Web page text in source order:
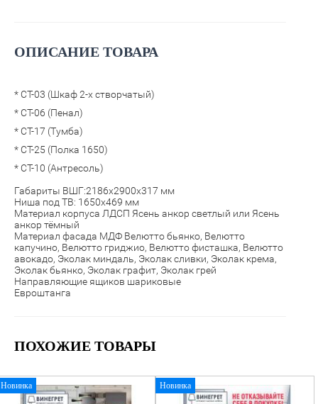
ОПИСАНИЕ ТОВАРА
* СТ-03 (Шкаф 2-х створчатый)
* СТ-06 (Пенал)
* СТ-17 (Тумба)
* СТ-25 (Полка 1650)
* СТ-10 (Антресоль)
Габариты ВШГ:2186х2900х317 мм
Ниша под ТВ: 1650х469 мм
Материал корпуса ЛДСП Ясень анкор светлый или Ясень
анкор тёмный
Материал фасада МДФ Велютто бьянко, Велютто
капучино, Велютто гриджио, Велютто фисташка, Велютто
авокадо, Эколак миндаль, Эколак сливки, Эколак крема,
Эколак бьянко, Эколак графит, Эколак грей
Направляющие ящиков шариковые
Евроштанга
ПОХОЖИЕ ТОВАРЫ
Новинка Новинка